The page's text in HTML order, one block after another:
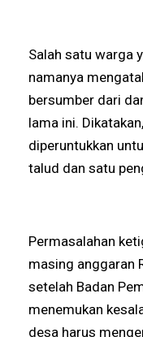
Salah satu warga
namanya
bersumber dari
lama ini.
diperuntukkan
talud dan satu
Permasalahan
masing anggaran
setelah Badan
menemukan
desa harus